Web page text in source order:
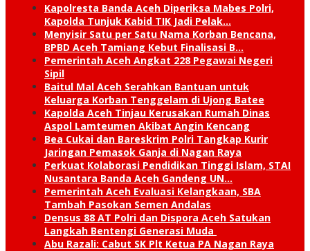
Kapolresta Banda Aceh Diperiksa Mabes Polri,
Kapolda Tunjuk Kabid TIK Jadi Pelak…
Menyisir Satu per Satu Nama Korban Bencana,
BPBD Aceh Tamiang Kebut Finalisasi B…
Pemerintah Aceh Angkat 228 Pegawai Negeri
Sipil
Baitul Mal Aceh Serahkan Bantuan untuk
Keluarga Korban Tenggelam di Ujong Batee
Kapolda Aceh Tinjau Kerusakan Rumah Dinas
Aspol Lamteumen Akibat Angin Kencang
Bea Cukai dan Bareskrim Polri Tangkap Kurir
Jaringan Pemasok Ganja di Nagan Raya
Perkuat Kolaborasi Pendidikan Tinggi Islam, STAI
Nusantara Banda Aceh Gandeng UN…
Pemerintah Aceh Evaluasi Kelangkaan, SBA
Tambah Pasokan Semen Andalas
Densus 88 AT Polri dan Dispora Aceh Satukan
Langkah Bentengi Generasi Muda
Abu Razali: Cabut SK Plt Ketua PA Nagan Raya